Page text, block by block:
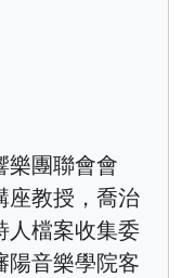
樂團聯會會
座教授，喬治
人檔案收集委
陽音樂學院客